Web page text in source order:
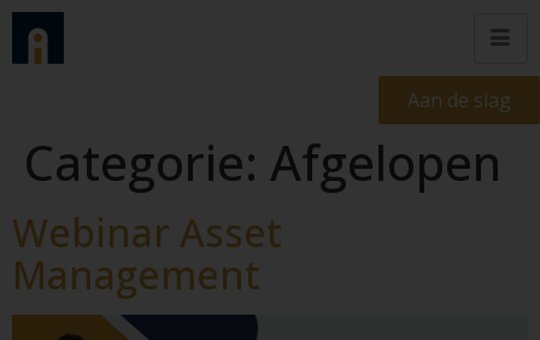
Aan de slag
Categorie: Afgelopen
Webinar Asset
Management